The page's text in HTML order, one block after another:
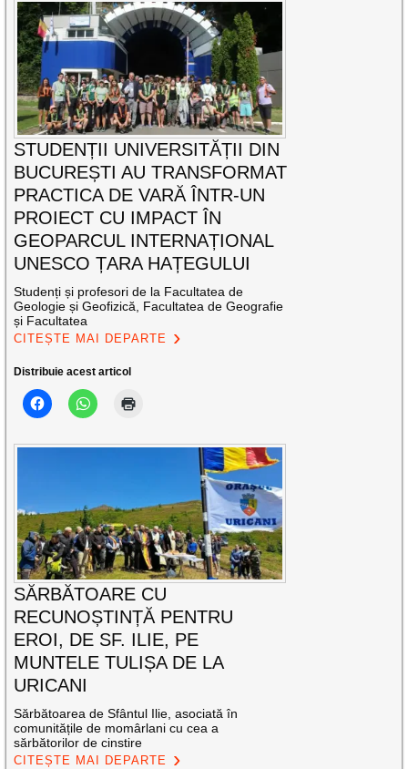
STUDENȚII UNIVERSITĂȚII DIN
BUCUREȘTI AU TRANSFORMAT
PRACTICA DE VARĂ ÎNTR-UN
PROIECT CU IMPACT ÎN
GEOPARCUL INTERNAȚIONAL
UNESCO ȚARA HAȚEGULUI
Studenți și profesori de la Facultatea de
Geologie și Geofizică, Facultatea de Geografie
și Facultatea
CITEȘTE MAI DEPARTE
Distribuie acest articol
SĂRBĂTOARE CU
RECUNOȘTINȚĂ PENTRU
EROI, DE SF. ILIE, PE
MUNTELE TULIȘA DE LA
URICANI
Sărbătoarea de Sfântul Ilie, asociată în
comunitățile de momârlani cu cea a
sărbătorilor de cinstire
CITEȘTE MAI DEPARTE